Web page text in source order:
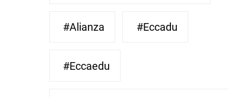
#Alianza #eccadu
#eccaedu